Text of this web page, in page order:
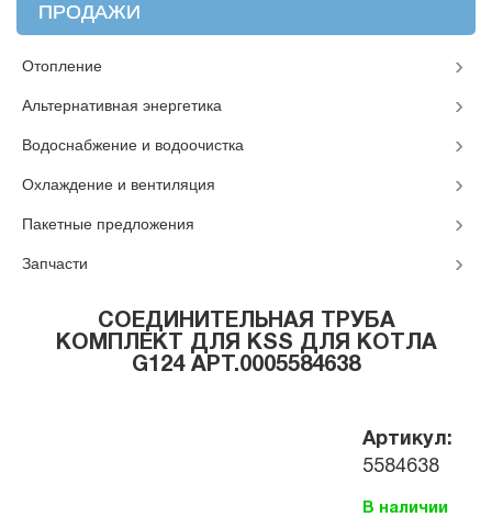
СОЕДИНИТЕЛЬНАЯ ТРУБА
КОМПЛЕКТ ДЛЯ KSS ДЛЯ КОТЛА
G124 АРТ.0005584638
Артикул:
5584638
В наличии
ПРОДАЖИ
Отопление
Альтернативная энергетика
Водоснабжение и водоочистка
Охлаждение и вентиляция
Пакетные предложения
Запчасти